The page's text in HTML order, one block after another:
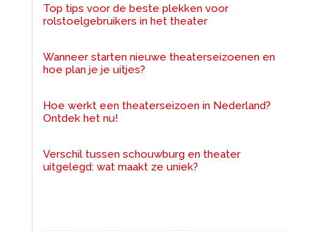
Top tips voor de beste plekken voor
rolstoelgebruikers in het theater
Wanneer starten nieuwe theaterseizoenen en
hoe plan je je uitjes?
Hoe werkt een theaterseizoen in Nederland?
Ontdek het nu!
Verschil tussen schouwburg en theater
uitgelegd: wat maakt ze uniek?